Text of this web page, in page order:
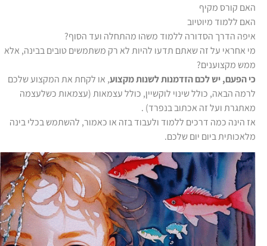
האם קורס מקיף
האם ללמוד מיוטיוב
איפה הדרך הסדורה ללמוד משהו מהתחלה ועד הסוף?
מי אחראי על זה שאתם תדעו להיות לא רק משתמשים טובים בבינה, אלא
ממש מקצוענים?
כי הפעם, יש לכם הזדמנות לשנות מקצוע, או לקחת את המקצוע שלכם
לרמה הבאה, כולל שינוי לוקשיין, כולל עצמאות (עצמאות כשלעצמה
מאתגרת ועל זה אכתוב בנפרד) .
אז הינה כמה דרכים ללמוד ולעבוד בזה או כאמור, להשתמש בכלי בינה
מלאכותית ביום יום שלכם.